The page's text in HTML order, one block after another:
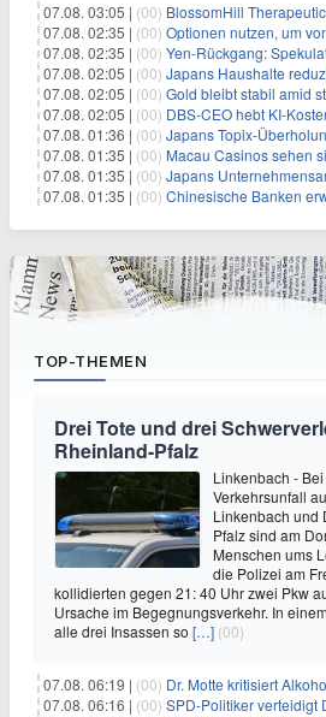
07.08. 03:05 | (00) BlossomHill Therapeutics betritt den
07.08. 02:35 | (00) Optionen nutzen, um von
07.08. 02:35 | (00) Yen-Rückgang: Spekulationen über
07.08. 02:05 | (00) Japans Haushalte reduzieren Ausgaben trotz
07.08. 02:05 | (00) Gold bleibt stabil amid steigender
07.08. 02:05 | (00) DBS-CEO hebt KI-Kostenreduktion
07.08. 01:36 | (00) Japans Topix-Überholung: Ein
07.08. 01:35 | (00) Macau Casinos sehen sich einem drastischen Rückgang
07.08. 01:35 | (00) Japans Unternehmensanleihemarkt boomt, da niedriger
07.08. 01:35 | (00) Chinesische Banken erweitern die
TOP-THEMEN
Drei Tote und drei
Rheinland-Pfalz
Linkenbach -
Verkehrsunfall
Linkenbach und
Pfalz sind am
Menschen ums
die Polizei am
kollidierten gegen 21: 40 Uhr zwei Pkw
Ursache im Begegnungsverkehr. In
alle drei Insassen so […] (00)
07.08. 06:19 | (00) Dr. Motte kritisiert
07.08. 06:16 | (00) SPD-Politiker verteidigt